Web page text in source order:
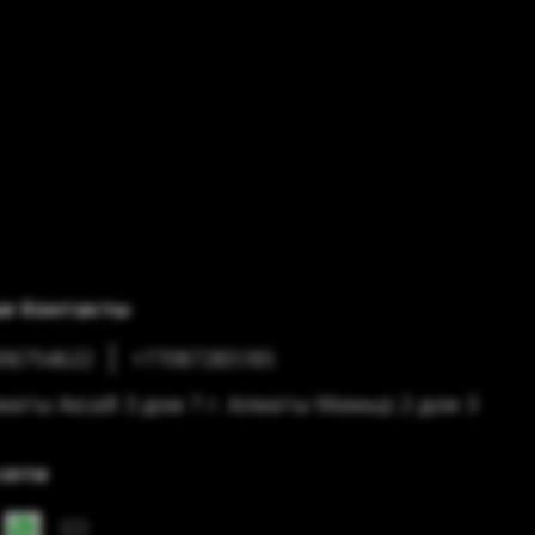
Контакты
+77087285185
Аксай 3 дом 7 г. Алматы Мамыр 2 дом 3